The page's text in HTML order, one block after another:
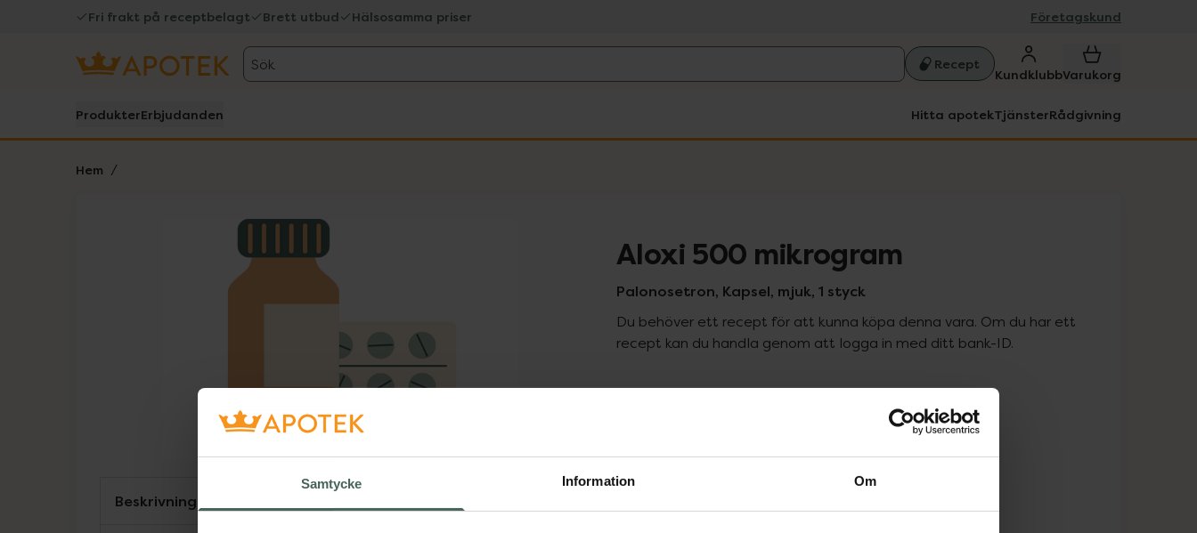
Samtycke Information Om
Fri frakt på receptbelagt Brett utbud Hälsosamma priser Företagskund
Sök Recept
KundklubbVarukorg
ProdukterErbjudanden Hitta apotekTjänsterRådgivning
Hem
Lista: . Innehåller 1 objekt. Aloxi 500 mikrogram
Palonosetron, Kapsel, mjuk, 1 styck
Du behöver ett recept för att kunna köpa denna vara. Om du har ett
recept kan du handla genom att logga in med ditt bank-ID.
Pris med recept
Högkostnadsskyddet gäller inte
622,50 kr
I apotek:622,50 kr
Beskrivning